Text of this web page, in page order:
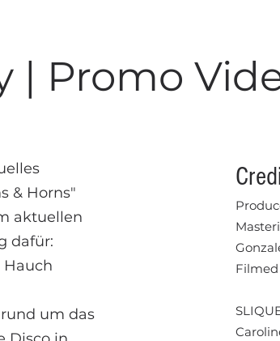
| Promo
& Horns"
aktuellen
dafür:
um das